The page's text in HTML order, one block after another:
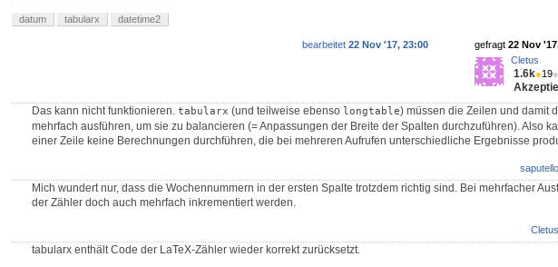
datum tabularx datetime2
gefragt 22 Nov
Cletus
1.6k●19●
bearbeitet 22 Nov '17, 23:00
Das kann nicht funktionieren. tabularx (und teilweise ebenso longtable) müssen die Zeilen und damit
mehrfach ausführen, um sie zu balancieren (= Anpassungen der Breite der Spalten durchzuführen). Also
einer Zeile keine Berechnungen durchführen, die bei mehreren Aufrufen unterschiedliche Ergebnisse
saputello
Mich wundert nur, dass die Wochennummern in der ersten Spalte trotzdem richtig sind. Bei mehrfacher
der Zähler doch auch mehrfach inkrementiert werden.
Cletus
tabularx enthält Code der LaTeX-Zähler wieder korrekt zurücksetzt.